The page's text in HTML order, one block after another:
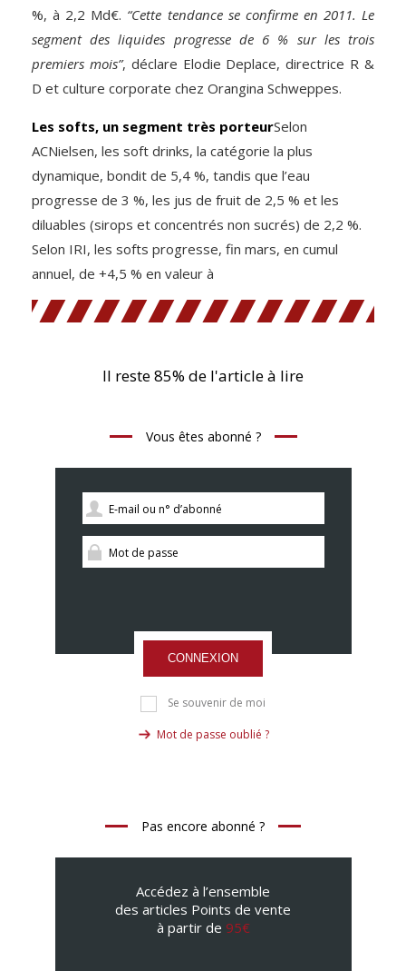
%, à 2,2 Md€. “Cette tendance se confirme en 2011. Le
segment des liquides progresse de 6 % sur les trois
premiers mois”, déclare Elodie Deplace, directrice R &
D et culture corporate chez Orangina Schweppes.
Les softs, un segment très porteurSelon
ACNielsen, les soft drinks, la catégorie la plus
dynamique, bondit de 5,4 %, tandis que l’eau
progresse de 3 %, les jus de fruit de 2,5 % et les
diluables (sirops et concentrés non sucrés) de 2,2 %.
Selon IRI, les softs progresse, fin mars, en cumul
annuel, de +4,5 % en valeur à
Il reste 85% de l'article à lire
Vous êtes abonné ?
CONNEXION
Se souvenir de moi
Mot de passe oublié ?
Pas encore abonné ?
Accédez à l’ensemble
des articles Points de vente
à partir de 95€